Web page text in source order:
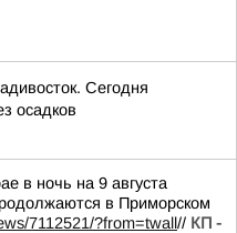
Сегодня
осадков
в ночь на 9 августа
в Приморском
7112521/?from=twall// КП -